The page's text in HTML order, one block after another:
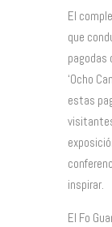
El
que
pagodas
‘Ocho
estas
inspirar.
El Fo